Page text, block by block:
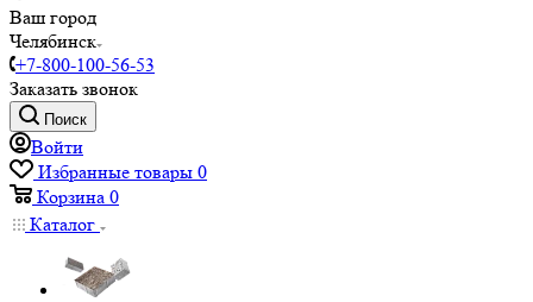
Ваш город
Челябинск
+7-800-100-56-53
Заказать звонок
Поиск
Войти
Избранные товары 0
Корзина 0
Каталог